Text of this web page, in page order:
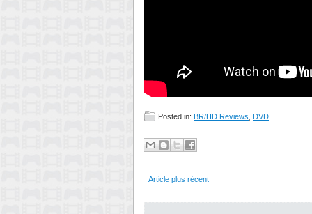
Posted in: BR/HD Reviews DVD
Article plus récent